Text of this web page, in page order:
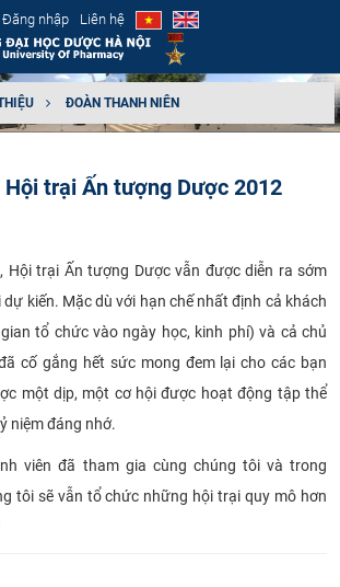
Đăng nhập Liên hệ
LƯỢNG
NGHỆ
ĐOÀN THANH NIÊN
Hội trại Ấn tượng Dược 2012
Hội trại Ấn tượng Dược vẫn được diễn ra sớm
kiến. Mặc dù với hạn chế nhất định cả khách
tổ chức vào ngày học, kinh phí) và cả chủ
cố gắng hết sức mong đem lại cho các bạn
một dịp, một cơ hội được hoạt động tập thể
niệm đáng nhớ.
viên đã tham gia cùng chúng tôi và trong
tôi sẽ vẫn tổ chức những hội trại quy mô hơn